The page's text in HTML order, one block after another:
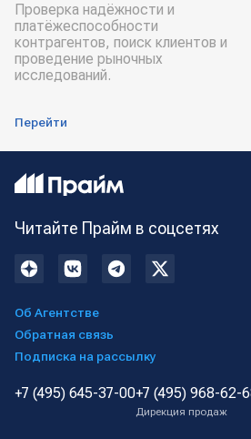
Проверка надёжности и
платёжеспособности
контрагентов, поиск клиентов и
проведение рыночных
исследований.
Перейти
Читайте Прайм в соцсетях
Об Агентстве
Обратная связь
Подписка на рассылку
+7 (495) 645-37-00+7 (495) 968-62-
Дирекция продаж